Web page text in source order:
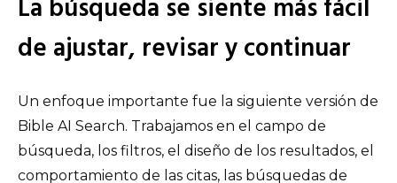
La búsqueda se siente más fácil
de ajustar, revisar y continuar
Un enfoque importante fue la siguiente versión de
Bible AI Search. Trabajamos en el campo de
búsqueda, los filtros, el diseño de los resultados, el
comportamiento de las citas, las búsquedas de